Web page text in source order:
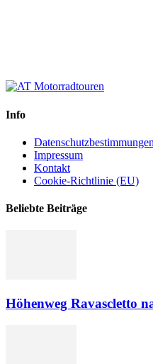
Info
Datenschutzbestimmungen
Impressum
Kontakt
Cookie-Richtlinie (EU)
Beliebte Beiträge
Höhenweg Ravascletto